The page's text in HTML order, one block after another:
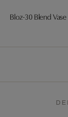
Bloz-30 Blend